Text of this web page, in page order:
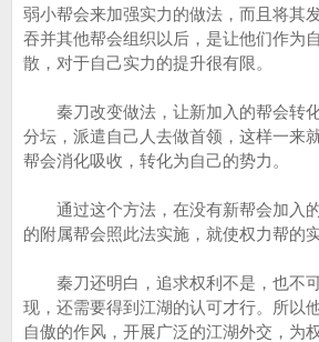
弱小帮会来加强实力的做法，而且将其
吞并其他帮会组织以后，是让他们作为
散，对于自己实力的提升很有限。
秦刀改变做法，让新加入的帮会转
分坛，派遣自己人去做首领，这样一来
帮会消化吸收，转化为自己的势力。
通过这个方法，在没有新帮会加入
的附属帮会照此法实施，就使权力帮的
秦刀还明白，追求权利不是，也不
现，还需要得到江湖的认可才行。所以
自傲的作风，开展广泛的江湖外交，为